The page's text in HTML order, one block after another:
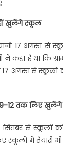
खुलेंगे स्कूल
17 अगस्त से
ने कहा है था कि
अगस्त से स्कूलों
9-12 तक लिए
सितंबर से स्कूलों
में तैयारी भी